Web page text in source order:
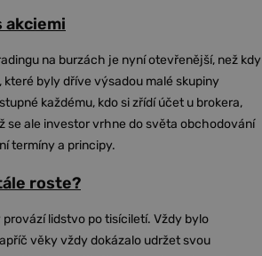
akciemi
na burzách je nyní otevřenější, než kdy
byly dříve výsadou malé skupiny
každému, kdo si zřídí účet u brokera,
se ale investor vrhne do světa obchodování
termíny a principy.
roste?
lidstvo po tisíciletí. Vždy bylo
věky vždy dokázalo udržet svou